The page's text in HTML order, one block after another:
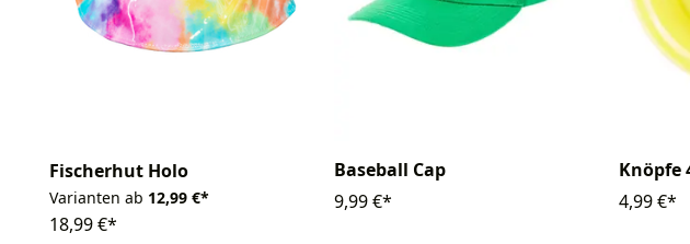
Fischerhut Holo
Varianten ab 12,99 €*
18,99 €*
Baseball Cap
9,99 €*
Knöpfe
4,99 €*